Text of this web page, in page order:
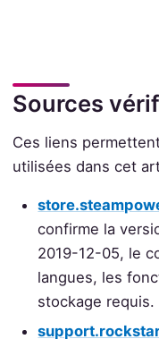
Sources
Ces liens
utilisées dans cet
confirme la
2019-12-05, le
langues, les
stockage requis.